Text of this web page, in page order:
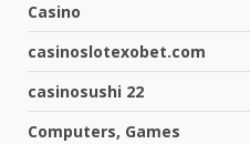
Casino
casinoslotexobet.com
casinosushi 22
Computers, Games